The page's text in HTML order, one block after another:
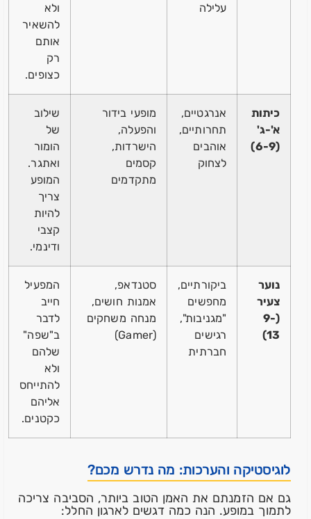
עלילה
ולא
להשאיר
אותם
רק
כצופים.
כיתות
א'-ג'
(6-9)
אנרגטיים,
תחרותיים,
אוהבים
לצחוק
מופעי בידור
והפעלה,
הישרדות,
קסמים
מתקדמים
שילוב
של
הומור
ואתגר.
המופע
צריך
להיות
קצבי
ודינמי.
נוער
צעיר
(9-
13)
ביקורתיים,
מחפשים
"מגניבות",
רגישים
חברתית
סטנדאפ,
אמנות חושים,
מנחה משחקים
(Gamer)
המפעיל
חייב
לדבר
ב"שפה"
שלהם
ולא
להתייחס
אליהם
כקטנים.
לוגיסטיקה והערכות: מה נדרש מכם?
גם אם הזמנתם את האמן הטוב ביותר, הסביבה צריכה
לתמוך במופע. הנה כמה דגשים לארגון החלל: